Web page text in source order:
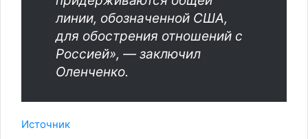
линии, обозначенной США,
для обострения отношений с
Россией», — заключил
Оленченко.
Источник